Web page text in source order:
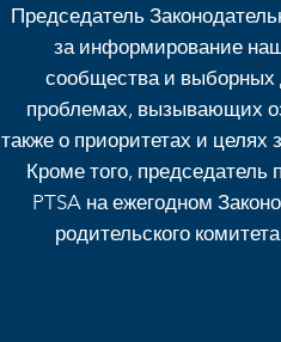
Председатель
за информирование
сообщества и
проблемах, вызывающих
также о приоритетах и целях
Кроме того, председатель
PTSA на ежегодном
родительского